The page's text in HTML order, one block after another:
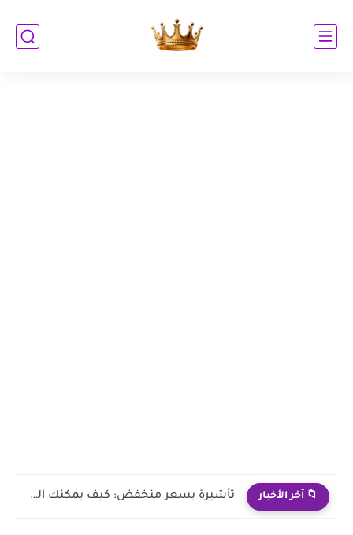
📁 آخر الأخبار لقضاء وقت ممتع بميزانية منخفضة.. أماكن رخيصة للخروج في القاهرة